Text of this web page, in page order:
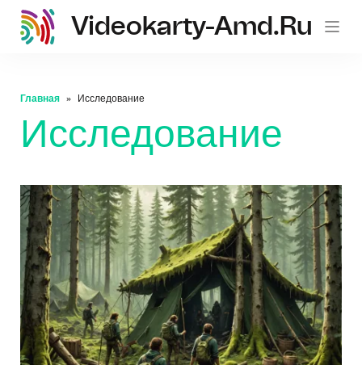
Videokarty-Amd.ru
Главная Исследование
Исследование